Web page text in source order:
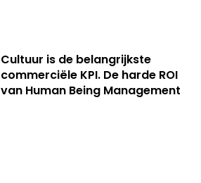
Cultuur is de belangrijkste
commerciële KPI. De harde ROI
van Human Being Management